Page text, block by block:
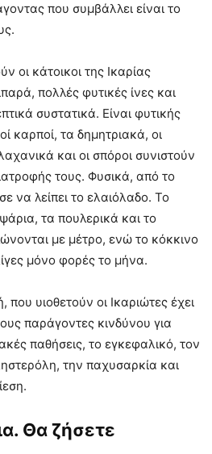
που συμβάλλει είναι το
οι κάτοικοι της Ικαρίας
πολλές φυτικές ίνες και
συστατικά. Είναι φυτικής
καρποί, τα δημητριακά, οι
και οι σπόροι συνιστούν
τους. Φυσικά, από το
να λείπει το ελαιόλαδο. Το
τα πουλερικά και το
με μέτρο, ενώ το κόκκινο
μόνο φορές το μήνα.
που υιοθετούν οι Ικαριώτες έχει
παράγοντες κινδύνου για
παθήσεις, το εγκεφαλικό, τον
την παχυσαρκία και
Θα ζήσετε